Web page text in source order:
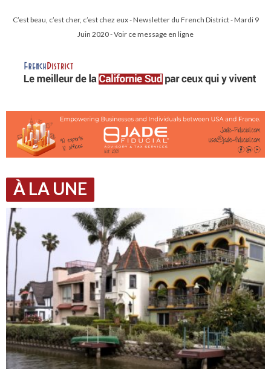
C’est beau, c’est cher, c’est chez eux - Newsletter du French District - Mardi 9
Juin 2020 - Voir ce message en ligne
À LA UNE